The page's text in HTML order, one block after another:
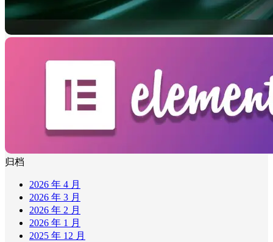
归档
2026 年 4 月
2026 年 3 月
2026 年 2 月
2026 年 1 月
2025 年 12 月